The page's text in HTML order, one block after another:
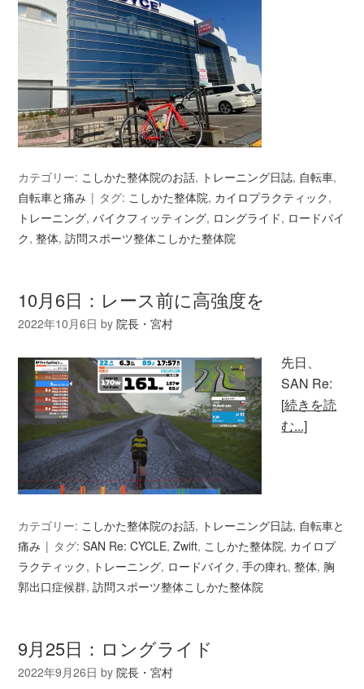
カテゴリー: こしかた整体院のお話, トレーニング日誌, 自転車,
自転車と痛み
タグ: こしかた整体院, カイロプラクティック,
トレーニング,バイクフィッティング, ロングライド, ロードバイ
ク,整体,訪問スポーツ整体こしかた整体院
10月6日：レース前に高強度を
2022年10月6日 by院長・宮村
先日、
SAN Re:
[続きを読
む...]
カテゴリー: こしかた整体院のお話, トレーニング日誌, 自転車と
痛み
タグ:SAN Re: CYCLE,Zwift, こしかた整体院, カイロプ
ラクティック, トレーニング, ロードバイク,手の痺れ,整体, 胸
郭出口症候群,訪問スポーツ整体こしかた整体院
9月25日：ロングライド
2022年9月26日 by院長・宮村